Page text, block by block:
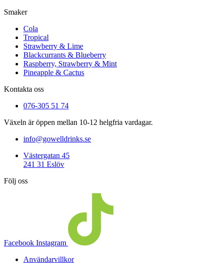
Smaker
Cola
Tropical
Strawberry & Lime
Blackcurrants & Blueberry
Raspberry, Strawberry & Mint
Pineapple & Cactus
Kontakta oss
076-305 51 74
Växeln är öppen mellan 10-12 helgfria vardagar.
info@gowelldrinks.se
Västergatan 45
241 31 Eslöv
Följ oss
Facebook Instagram
Användarvillkor